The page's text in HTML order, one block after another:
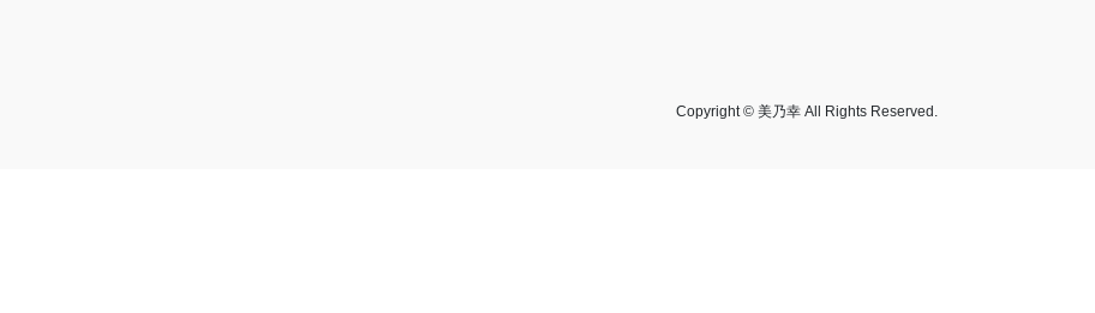
Copyright © 美乃幸 All Rights Reserved.